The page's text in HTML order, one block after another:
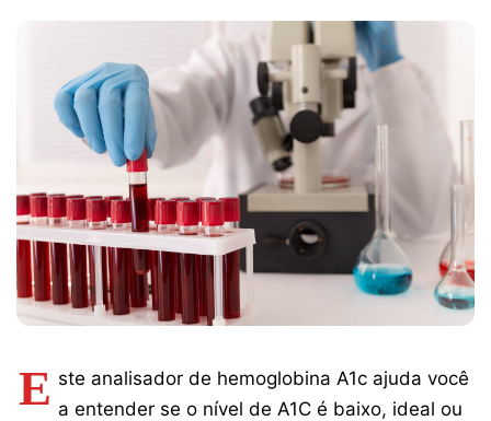
E ste analisador de hemoglobina A1c ajuda você
a entender se o nível de A1C é baixo, ideal ou